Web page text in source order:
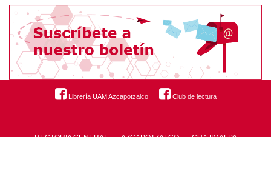
Librería UAM Azcapotzalco Club de lectura
RECTORIA GENERAL AZCAPOTZALCO
CUAJIMALPA